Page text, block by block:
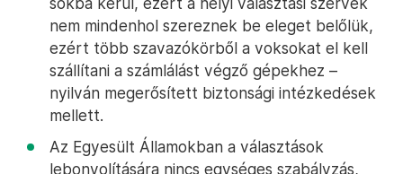
nem mindenhol szereznek be eleget belőlük,
ezért több szavazókörből a voksokat el kell
szállítani a számlálást végző gépekhez –
nyilván megerősített biztonsági intézkedések
mellett.
Az Egyesült Államokban a választások
lebonyolítására nincs egységes szabályzás,